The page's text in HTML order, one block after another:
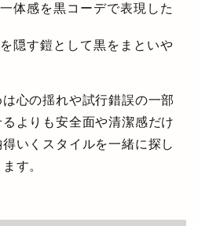
体感を黒コーデで表現した
隠す鎧として黒をまといや
心の揺れや試行錯誤の一部
よりも安全面や清潔感だけ
いくスタイルを一緒に探し
す。